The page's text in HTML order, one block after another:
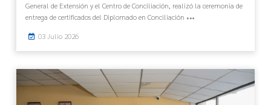
General de Extensión y el Centro de Conciliación, realizó la ceremonia de
entrega de certificados del Diplomado en Conciliación
03 Julio 2026